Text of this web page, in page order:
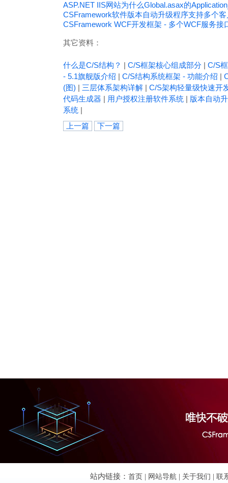
ASP.NET IIS网站为什么Global.asax的
CSFramework软件版本自动升级程序支持多个
CSFramework WCF开发框架 - 多个WCF服务接
其它资料：
什么是C/S结构？ | C/S框架核心组成部分 | C/S
- 5.1旗舰版介绍 | C/S结构系统框架 - 功能介绍 |
(图) | 三层体系架构详解 | C/S架构轻量级快速开
代码生成器 | 用户授权注册软件系统 | 版本自动
系统 |
上一篇
下一篇
站内链接： 首页 | 网站导航 | 关于我们 | 联